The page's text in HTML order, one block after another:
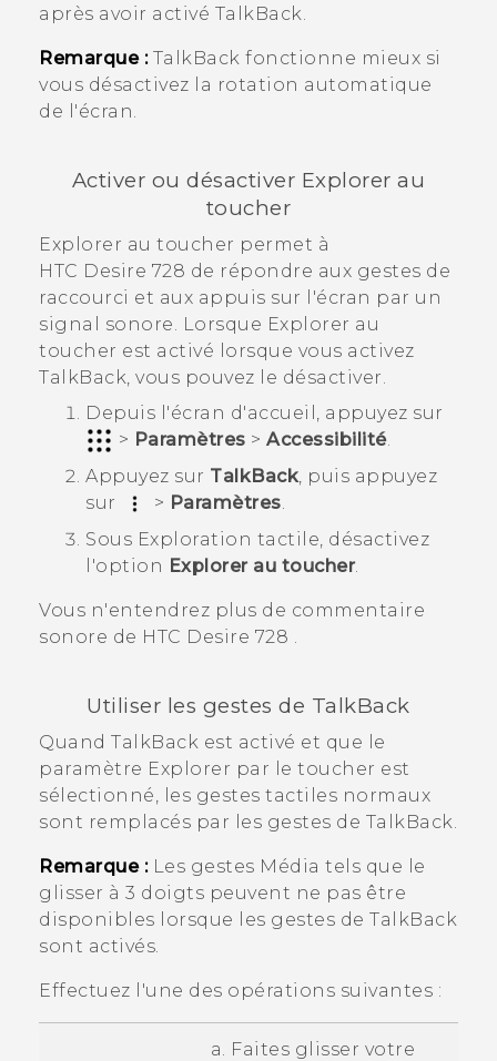
après avoir activé TalkBack.
Remarque : TalkBack fonctionne mieux si
vous désactivez la rotation automatique
de l'écran.
Activer ou désactiver Explorer au
toucher
Explorer au toucher permet à
HTC Desire 728 de répondre aux gestes de
raccourci et aux appuis sur l'écran par un
signal sonore. Lorsque Explorer au
toucher est activé lorsque vous activez
TalkBack , vous pouvez le désactiver.
Depuis l'écran d'accueil
, appuyez sur
> Paramètres > Accessibilité.
Appuyez sur TalkBack, puis appuyez
sur
> Paramètres.
Sous Exploration tactile, désactivez
l'option Explorer au toucher.
Vous n'entendrez plus de commentaire
sonore de HTC Desire 728 .
Utiliser les gestes de TalkBack
Quand TalkBack est activé et que le
paramètre Explorer par le toucher est
sélectionné, les gestes tactiles normaux
sont remplacés par les gestes de TalkBack
Remarque :Les gestes Média tels que le
glisser à 3 doigts peuvent ne pas être
disponibles lorsque les gestes de TalkBack
sont activés.
Effectuez l'une des opérations suivantes :
Faites glisser votre